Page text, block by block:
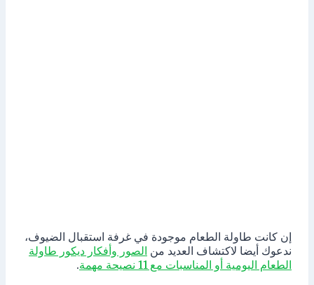
إن كانت طاولة الطعام موجودة في غرفة استقبال الضيوف،
ندعوك أيضا لاكتشاف العديد من الصور وأفكار ديكور طاولة
الطعام اليومية أو المناسبات مع 11 نصيحة مهمة
.